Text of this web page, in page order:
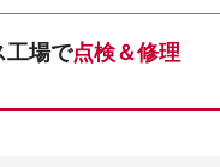
工場で点検＆修理